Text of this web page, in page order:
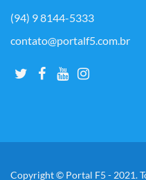
(94) 9 8144-5333
contato@portalf5.com.br
Copyright © Portal F5 - 2021.